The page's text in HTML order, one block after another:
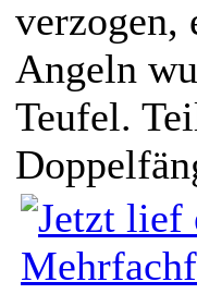
verzogen,
Angeln
Teufel.